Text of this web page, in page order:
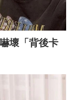
壞「背後卡